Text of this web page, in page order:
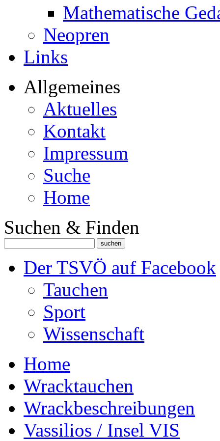
Mathematische
Neopren
Links
Allgemeines
Aktuelles
Kontakt
Impressum
Suche
Home
Suchen & Finden
Der TSVÖ auf Facebook
Tauchen
Sport
Wissenschaft
Home
Wracktauchen
Wrackbeschreibungen
Vassilios / Insel VIS